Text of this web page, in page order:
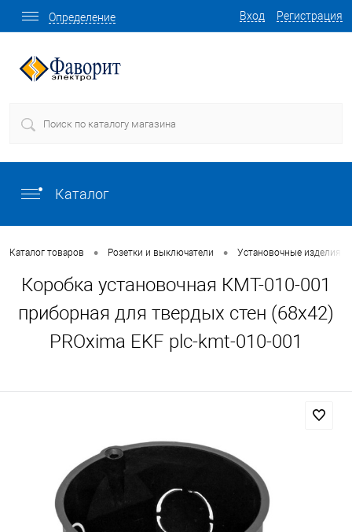
Вход Регистрация
Определение
Каталог
Каталог товаров • Розетки и выключатели • Установочные изделия
Коробка установочная КМТ-010-001
приборная для твердых стен (68х42)
PROxima EKF plc-kmt-010-001